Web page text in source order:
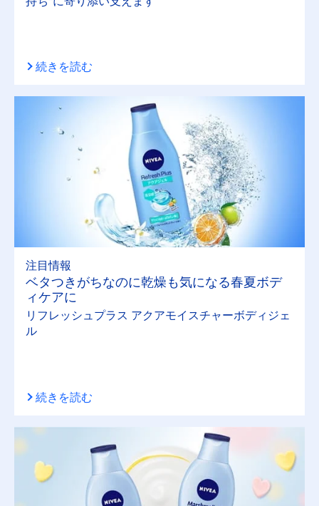
続きを読む
注目情報
ベタつきがちなのに乾燥も気になる春夏ボデ
ィケアに
リフレッシュプラス アクアモイスチャーボディジェ
ル
続きを読む